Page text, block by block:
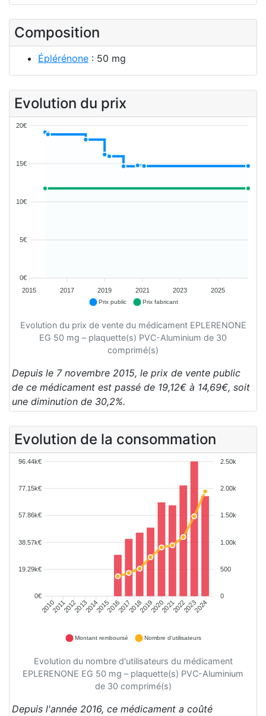
Composition
Éplérénone : 50 mg
Evolution du prix
20€
15€
10€
5€
0€
2015
2017 2019 2021 2023 2025
Prix public Prix fabricant
Evolution du prix de vente du médicament EPLERENONE
EG 50 mg – plaquette(s) PVC-Aluminium de 30
comprimé(s)
Depuis le 7 novembre 2015, le prix de vente public
de ce médicament est passé de 19,12€ à 14,69€, soit
une diminution de 30,2%.
Evolution de la consommation
201020112012201320142015201620172018201920202021202220232024
2.50k
2.00k
1.50k
1.00k
500
0
96.44k€
77.15k€
57.86k€
38.57k€
19.29k€
0€
Montant remboursé Nombre d'utilisateurs
Evolution du nombre d'utilisateurs du médicament
EPLERENONE EG 50 mg – plaquette(s) PVC-Aluminium
de 30 comprimé(s)
Depuis l'année 2016, ce médicament a coûté